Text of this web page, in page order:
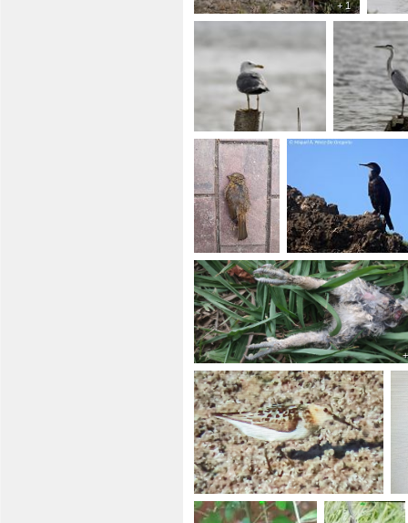
+ 1